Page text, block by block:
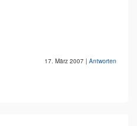
17. März 2007 | Antworten